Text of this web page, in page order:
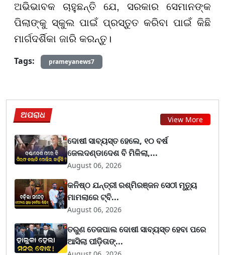
ଅଭିଭାବକ ଚାହୁଛନ୍ତି ଯେ, ସରକାର ସେମାନଙ୍କ
ପିଲାଙ୍କୁ ସ୍କୁଲ ପାଇଁ ପ୍ରସ୍ତୁତ କରିବା ପାଇଁ କିଛି
ମାର୍ଗଦର୍ଶିକା ଜାରି କରନ୍ତୁ।
Tags:
prameyanews7
ଅପରାଧ View More
ଦୋଷୀ ସାବ୍ୟସ୍ତ ହେଲେ, ୧୦ ବର୍ଷ
ଜେଲଦଣ୍ଡାଦେଶ ବି ମିଳିଲା,...
August 06, 2026
କନିଷ୍ଠ ଯନ୍ତ୍ରୀ ରଶ୍ମିରଞ୍ଜନ ସେଠୀ ମୃତ୍ୟୁ
ମାମଲାରେ ଟ୍ବି...
August 06, 2026
ତରୁଣ ତେଜପାଲ ଦୋଷୀ ସାବ୍ୟସ୍ତ ହେବା ପରେ
ଆସିଲା ପୀଡ଼ିତାଙ୍...